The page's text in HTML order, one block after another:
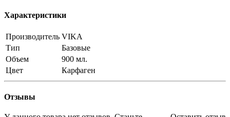
Характеристики
Производитель VIKA
Тип
Базовые
Объем
900 мл.
Цвет
Карфаген
Отзывы